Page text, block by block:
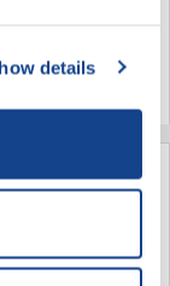
details